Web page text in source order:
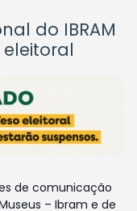
do IBRAM
de comunicação
– Ibram e de